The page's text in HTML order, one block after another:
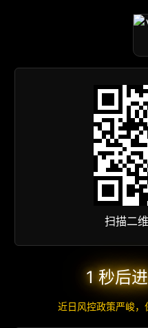
扫描二
1 秒后
近日风控政策严峻